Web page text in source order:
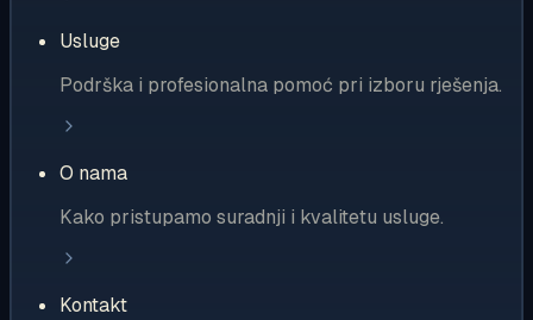
Usluge
Podrška i profesionalna pomoć pri izboru rješenja.
O nama
Kako pristupamo suradnji i kvalitetu usluge.
Kontakt